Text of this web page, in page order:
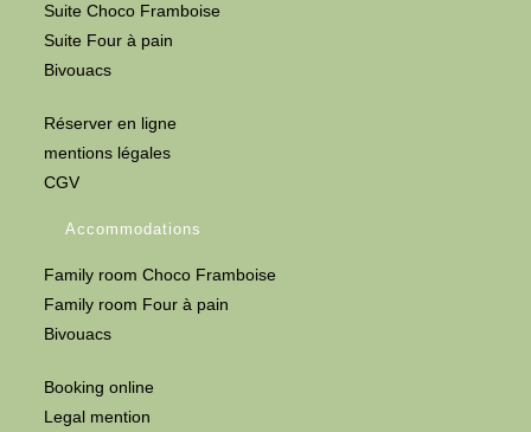
Suite Choco Framboise
Suite Four à pain
Bivouacs
Réserver en ligne
mentions légales
CGV
Accommodations
Family room Choco Framboise
Family room Four à pain
Bivouacs
Booking online
Legal mention